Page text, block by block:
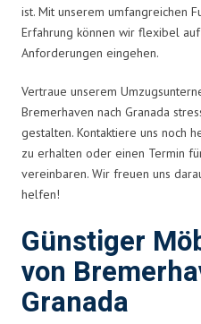
ist. Mit unserem umfangreichen
Erfahrung können wir flexibel
Anforderungen eingehen.
Vertraue unserem
Bremerhaven nach Granada
gestalten. Kontaktiere uns noch
zu erhalten oder einen Termin
vereinbaren. Wir freuen uns
helfen!
Günstiger
von
Granada